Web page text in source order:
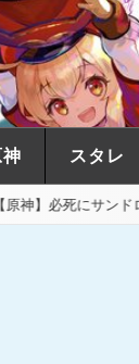
神 スタレ
ローネ下げしてる